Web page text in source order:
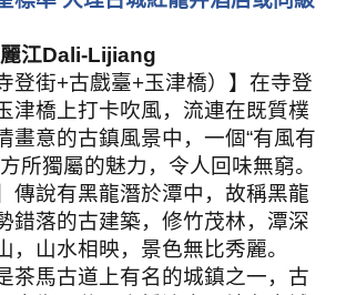
麗江Dali-Lijiang
登街+古戲臺+玉津橋）】在寺登
津橋上打卡吹風，流連在既質樸
畫意的古鎮風景中，一個“有風有
所獨屬的魅力，令人回味無窮。
傳說有黑龍潛於潭中，故稱黑龍
錯落的古建築，修竹茂林，潭深
，山水相映，景色無比秀麗。
茶馬古道上有名的城鎮之一，古